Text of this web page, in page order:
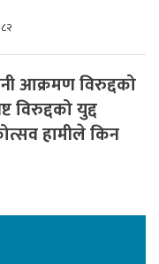
आक्रमण विरुद्दको
विरुद्दको युद्द
हामीले किन